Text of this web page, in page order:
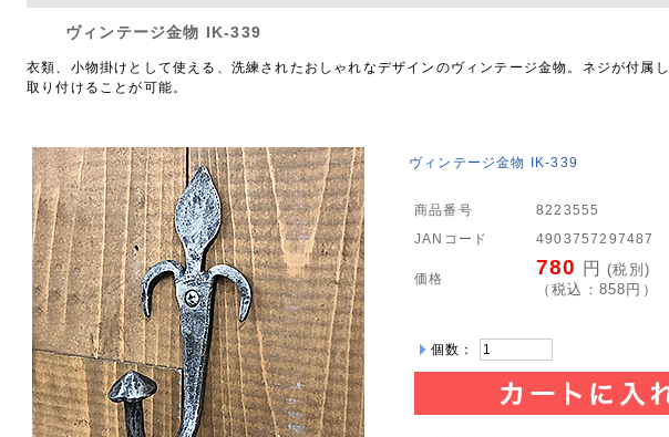
ヴィンテージ金物 IK-339
衣類、小物掛けとして使える、洗練されたおしゃれなデザインのヴィンテージ金物。ネジが付属
取り付けることが可能。
ヴィンテージ金物 IK-339
商品番号
8223555
JANコード
4903757297487
価格 780 円(税別)
（税込： 858 円）
個数：